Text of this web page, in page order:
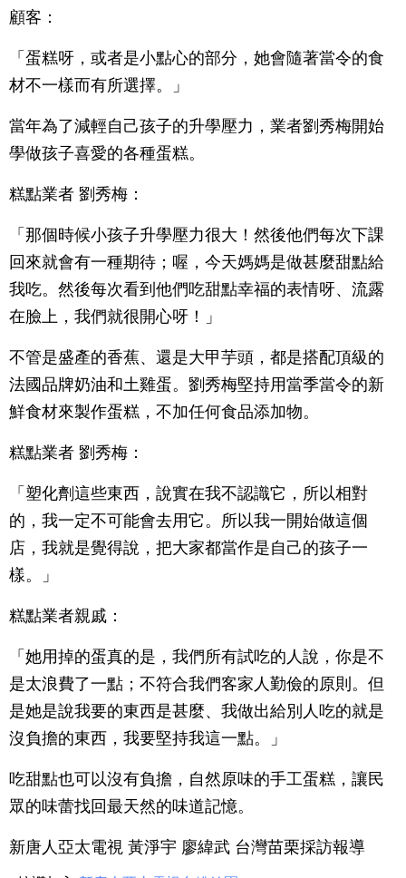
顧客：
「蛋糕呀，或者是小點心的部分，她會隨著當令的食
材不一樣而有所選擇。」
當年為了減輕自己孩子的升學壓力，業者劉秀梅開始
學做孩子喜愛的各種蛋糕。
糕點業者 劉秀梅：
「那個時候小孩子升學壓力很大！然後他們每次下課
回來就會有一種期待；喔，今天媽媽是做甚麼甜點給
我吃。然後每次看到他們吃甜點幸福的表情呀、流露
在臉上，我們就很開心呀！」
不管是盛產的香蕉、還是大甲芋頭，都是搭配頂級的
法國品牌奶油和土雞蛋。劉秀梅堅持用當季當令的新
鮮食材來製作蛋糕，不加任何食品添加物。
糕點業者 劉秀梅：
「塑化劑這些東西，說實在我不認識它，所以相對
的，我一定不可能會去用它。所以我一開始做這個
店，我就是覺得說，把大家都當作是自己的孩子一
樣。」
糕點業者親戚：
「她用掉的蛋真的是，我們所有試吃的人說，你是不
是太浪費了一點；不符合我們客家人勤儉的原則。但
是她是說我要的東西是甚麼、我做出給別人吃的就是
沒負擔的東西，我要堅持我這一點。」
吃甜點也可以沒有負擔，自然原味的手工蛋糕，讓民
眾的味蕾找回最天然的味道記憶。
新唐人亞太電視 黃淨宇 廖緯武 台灣苗栗採訪報導